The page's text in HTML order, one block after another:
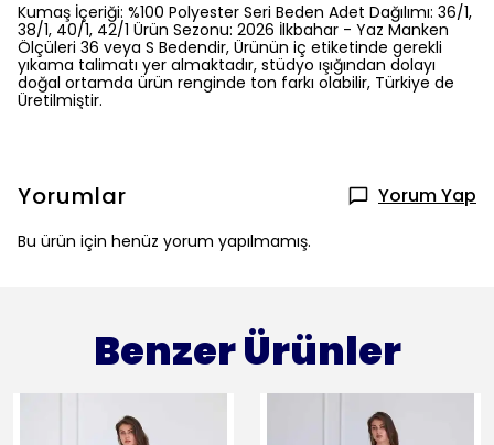
Kumaş İçeriği: %100 Polyester Seri Beden Adet Dağılımı: 36/1,
38/1, 40/1, 42/1 Ürün Sezonu: 2026 İlkbahar - Yaz Manken
Ölçüleri 36 veya S Bedendir, Ürünün iç etiketinde gerekli
yıkama talimatı yer almaktadır, stüdyo ışığından dolayı
doğal ortamda ürün renginde ton farkı olabilir, Türkiye de
Üretilmiştir.
Yorumlar Yorum Yap
Bu ürün için henüz yorum yapılmamış.
Benzer Ürünler